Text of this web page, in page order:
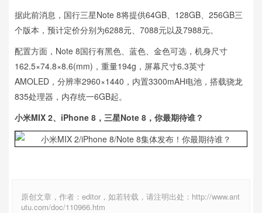
据此前消息，国行三星Note 8将提供64GB、128GB、256GB三
个版本，预计定价分别为6288元、7088元以及7988元。
配置方面，Note 8国行有黑色、蓝色、金色可选，机身尺寸
162.5×74.8×8.6(mm)，重量194g，屏幕尺寸6.3英寸
AMOLED，分辨率2960×1440，内置3300mAH电池，搭载骁龙
835处理器，内存统一6GB起。
小米MIX 2、iPhone 8，三星Note 8，你最期待谁？
原创文章，作者：editor，如若转载，请注明出处：http://www.ant
utu.com/doc/110966.htm